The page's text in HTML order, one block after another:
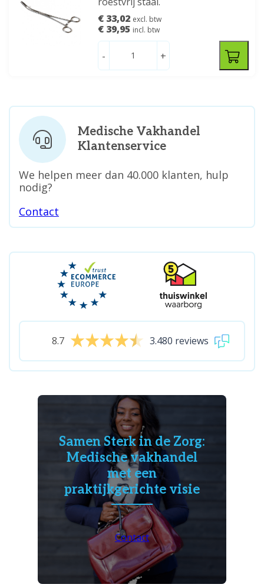
€ 33,02 excl. btw
€ 39,95 incl. btw
- +
Medische Vakhandel
Klantenservice
We helpen meer dan 40.000 klanten, hulp
nodig?
Contact
8.7 3.480 reviews
Samen Sterk in de Zorg:
Medische vakhandel
met een
praktijkgerichte visie
Contact